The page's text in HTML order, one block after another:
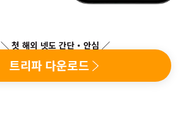
＼ 첫 해외 넷도 간단・안심 ／
트리파 다운로드